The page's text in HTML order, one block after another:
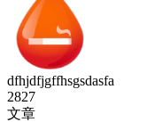
dfhjdfjgffhsgsdasfa
2827
文章